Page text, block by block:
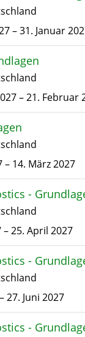
–31. Januar
–21. Februar
– 14. März 2027
-
–25. April 2027
-
–27. Juni 2027
-